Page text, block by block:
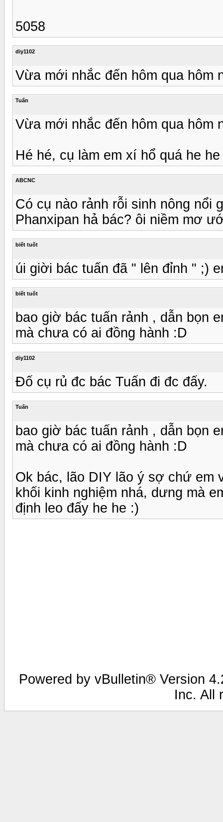
5058
diy1102
Vừa mới nhắc đến hôm qua hôm
Tuấn
Vừa mới nhắc đến hôm qua hôm
Hé hé, cụ làm em xí hổ quá he
ABCNC
Có cụ nào rảnh rỗi sinh nông nổi
Phanxipan hả bác? ôi niềm mơ
biết tuốt
úi giời bác tuấn đã " lên đỉnh " ;)
biết tuốt
bao giờ bác tuấn rảnh , dẫn bọn
mà chưa có ai đồng hành :D
diy1102
Đố cụ rủ đc bác Tuấn đi đc đấy.
Tuấn
bao giờ bác tuấn rảnh , dẫn bọn
mà chưa có ai đồng hành :D
Ok bác, lão DIY lão ý sợ chứ em
khối kinh nghiệm nhá, dưng mà
định leo đấy he he :)
Powered by vBulletin® Version
Inc. All